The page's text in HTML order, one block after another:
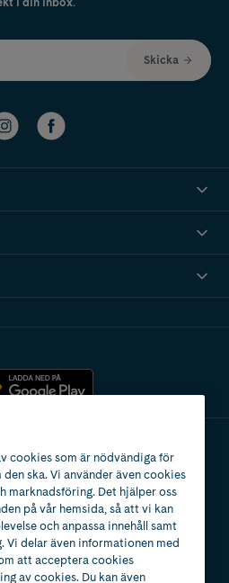
Skicka
cookies som är nödvändiga för
ska. Vi använder även cookies
Det hjälper oss
på vår hemsida, så att vi kan
och anpassa innehåll samt
Vi delar även informationen med
att acceptera cookies
av cookies. Du kan även